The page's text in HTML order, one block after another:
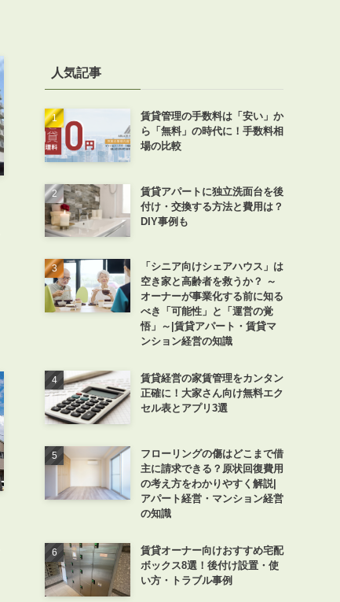
人気記事
賃貸管理の手数料は「安い」か
ら「無料」の時代に！手数料相
場の比較
賃貸アパートに独立洗面台を後
付け・交換する方法と費用は？
DIY事例も
「シニア向けシェアハウス」は
空き家と高齢者を救うか？ ～
オーナーが事業化する前に知る
べき「可能性」と「運営の覚
悟」～|賃貸アパート・賃貸マ
ンション経営の知識
賃貸経営の家賃管理をカンタン
正確に！大家さん向け無料エク
セル表とアプリ3選
フローリングの傷はどこまで借
主に請求できる？原状回復費用
の考え方をわかりやすく解説|
アパート経営・マンション経営
の知識
賃貸オーナー向けおすすめ宅配
ボックス8選！後付け設置・使
い方・トラブル事例